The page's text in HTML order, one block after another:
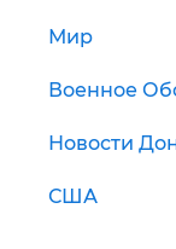
Мир
Военное
Новости
США